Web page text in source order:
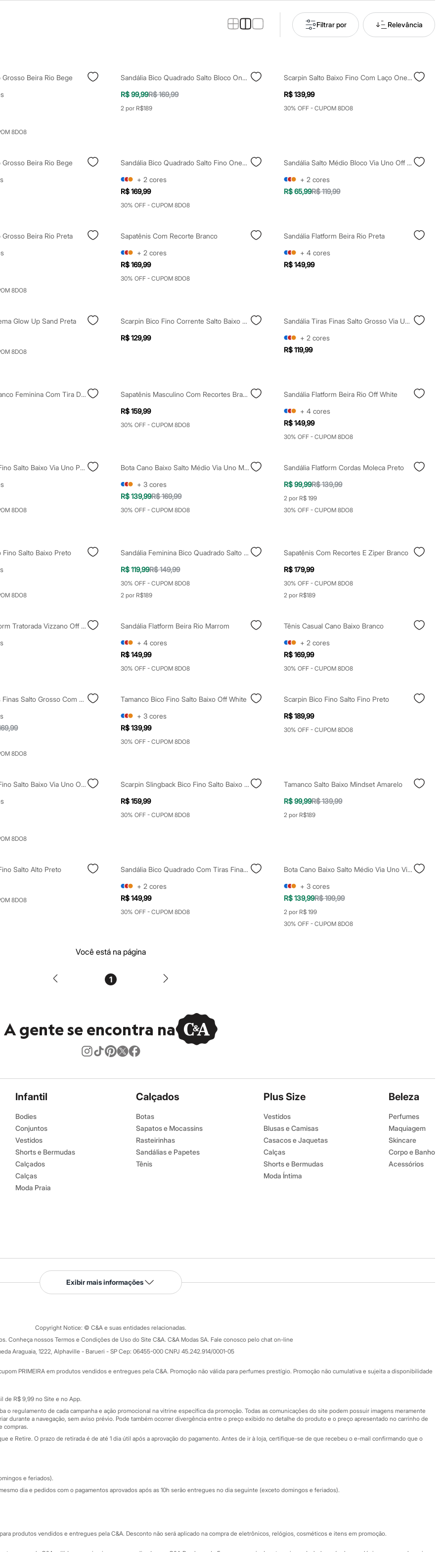
Filtrar por Relevância
Grosso Beira Rio Bege
8DO8
Sandália Bico Quadrado Salto Bloco Oneself Preto
R$ 99,99R$ 169,99
2 por R$189
Scarpin Salto Baixo Fino Com Laço Oneself Preto
R$ 139,99
30% OFF - CUPOM 8DO8
Grosso Beira Rio Bege
Sandália Bico Quadrado Salto Fino Oneself Off White
+ 2 cores
R$ 169,99
30% OFF - CUPOM 8DO8
Sandália Salto Médio Bloco Via Uno Off White
+ 2 cores
R$ 65,99R$ 119,99
Grosso Beira Rio Preta
8DO8
Sapatênis Com Recorte Branco
+ 2 cores
R$ 169,99
30% OFF - CUPOM 8DO8
Sandália Flatform Beira Rio Preta
+ 4 cores
R$ 149,99
Glow Up Sand Preta
8DO8
Scarpin Bico Fino Corrente Salto Baixo Oneself Preto
R$ 129,99
Sandália Tiras Finas Salto Grosso Via Uno Bege
+ 2 cores
R$ 119,99
Sandália Tamanco Feminina Com Tira De Dedo Salto Fino E Bico Quadrado Off White
Sapatênis Masculino Com Recortes Branco
R$ 159,99
30% OFF - CUPOM 8DO8
Sandália Flatform Beira Rio Off White
+ 4 cores
R$ 149,99
30% OFF - CUPOM 8DO8
Scarpin Bico Fino Salto Baixo Via Uno Preto
8DO8
Bota Cano Baixo Salto Médio Via Uno Marrom
+ 3 cores
R$ 139,99R$ 169,99
30% OFF - CUPOM 8DO8
Sandália Flatform Cordas Moleca Preto
R$ 99,99R$ 139,99
2 por R$ 199
30% OFF - CUPOM 8DO8
Fino Salto Baixo Preto
8DO8
Sandália Feminina Bico Quadrado Salto Amadeirado Oneself Bege
R$ 119,99R$ 149,99
30% OFF - CUPOM 8DO8
2 por R$189
Sapatênis Com Recortes E Ziper Branco
R$ 179,99
30% OFF - CUPOM 8DO8
2 por R$189
Sandália Flatform Tratorada Vizzano Off White
Sandália Flatform Beira Rio Marrom
+ 4 cores
R$ 149,99
30% OFF - CUPOM 8DO8
Tênis Casual Cano Baixo Branco
+ 2 cores
R$ 169,99
30% OFF - CUPOM 8DO8
Sandália Tiras Finas Salto Grosso Com Brilhos Via Uno Preta
8DO8
Tamanco Bico Fino Salto Baixo Off White
+ 3 cores
R$ 139,99
30% OFF - CUPOM 8DO8
Scarpin Bico Fino Salto Fino Preto
R$ 189,99
30% OFF - CUPOM 8DO8
Scarpin Bico Fino Salto Baixo Via Uno Off White
8DO8
Scarpin Slingback Bico Fino Salto Baixo Marrom
R$ 159,99
30% OFF - CUPOM 8DO8
Tamanco Salto Baixo Mindset Amarelo
R$ 99,99R$ 139,99
2 por R$189
Salto Alto Preto
8DO8
Sandália Bico Quadrado Com Tiras Finas Vinho
+ 2 cores
R$ 149,99
30% OFF - CUPOM 8DO8
Bota Cano Baixo Salto Médio Via Uno Vinho
+ 3 cores
R$ 139,99R$ 199,99
2 por R$ 199
30% OFF - CUPOM 8DO8
Você está na página
1
A gente se encontra na
Infantil
Bodies
Conjuntos
Vestidos
Shorts e Bermudas
Calçados
Calças
Moda Praia
Calçados
Botas
Sapatos e Mocassins
Rasteirinhas
Sandálias e Papetes
Tênis
Plus Size
Vestidos
Blusas e Camisas
Casacos e Jaquetas
Calças
Shorts e Bermudas
Moda Íntima
Beleza
Perfumes
Maquiagem
Skincare
Corpo e Banho
Acessórios
Serviços
Tipos de serviços
Formas de pagamento
Todas as vantagens
Minha C&A
Cupons de desconto
Atendimento
Fale conosco
Central de ética
Eventos
Exibir mais informações
Copyright Notice: © C&A e suas entidades relacionadas.
Conheça nossos Termos e Condições de Uso do Site C&A. C&A Modas SA. Fale conosco pelo chat on-line
Araguaia, 1222, Alphaville - Barueri - SP Cep: 06455-000 CNPJ 45.242.914/0001-05
PRIMEIRA em produtos vendidos e entregues pela C&A. Promoção não válida para perfumes prestígio. Promoção não cumulativa e sujeita a disponibilidade
de R$ 9,99 no Site e no App.
o regulamento de cada campanha e ação promocional na vitrine específica da promoção. Todas as comunicações do site podem possuir imagens meramente
durante a navegação, sem aviso prévio. Pode também ocorrer divergência entre o preço exibido no detalhe do produto e o preço apresentado no carrinho de
compras.
e Retire. O prazo de retirada é de até 1 dia útil após a aprovação do pagamento. Antes de ir à loja, certifique-se de que recebeu o e-mail confirmando que o
e feriados).
dia e pedidos com o pagamentos aprovados após as 10h serão entregues no dia seguinte (exceto domingos e feriados).
produtos vendidos e entregues pela C&A. Desconto não será aplicado na compra de eletrônicos, relógios, cosméticos e itens em promoção.